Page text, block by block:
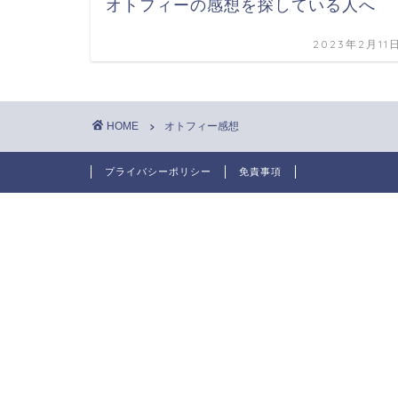
オトフィーの感想を探している人へ
2023年2月11
HOME オトフィー感想
プライバシーポリシー 免責事項